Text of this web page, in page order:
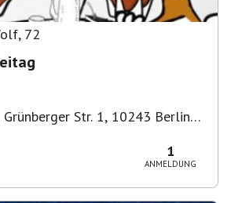
, 72
Freitag
Grünberger Str. 1, 10243 Berlin-
1
ANMELDUNG